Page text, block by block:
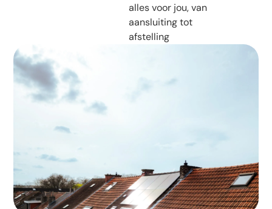
alles voor jou, van
aansluiting tot
afstelling